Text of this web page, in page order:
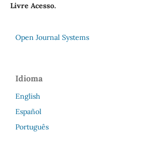
Livre Acesso.
Open Journal Systems
Idioma
English
Español
Português